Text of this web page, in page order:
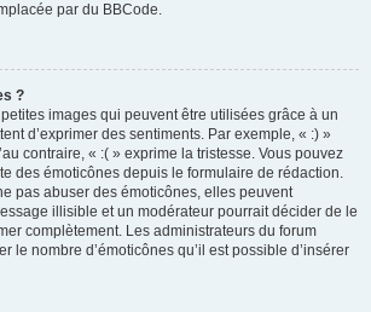
par du BBCode.
?
images qui peuvent être utilisées grâce à un
d’exprimer des sentiments. Par exemple, « :) »
contraire, « :( » exprime la tristesse. Vous pouvez
des émoticônes depuis le formulaire de rédaction.
pas abuser des émoticônes, elles peuvent
illisible et un modérateur pourrait décider de le
complètement. Les administrateurs du forum
le nombre d’émoticônes qu’il est possible d’insérer